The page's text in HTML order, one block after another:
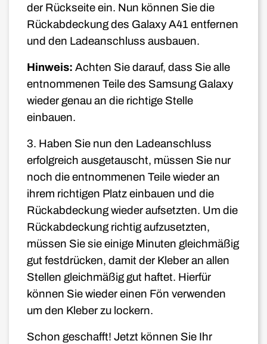
der Rückseite ein. Nun können Sie die
Rückabdeckung des Galaxy A41 entfernen
und den Ladeanschluss ausbauen.
Hinweis: Achten Sie darauf, dass Sie alle
entnommenen Teile des Samsung Galaxy
wieder genau an die richtige Stelle
einbauen.
3. Haben Sie nun den Ladeanschluss
erfolgreich ausgetauscht, müssen Sie nur
noch die entnommenen Teile wieder an
ihrem richtigen Platz einbauen und die
Rückabdeckung wieder aufsetzten. Um die
Rückabdeckung richtig aufzusetzten,
müssen Sie sie einige Minuten gleichmäßig
gut festdrücken, damit der Kleber an allen
Stellen gleichmäßig gut haftet. Hierfür
können Sie wieder einen Fön verwenden
um den Kleber zu lockern.
Schon geschafft! Jetzt können Sie Ihr